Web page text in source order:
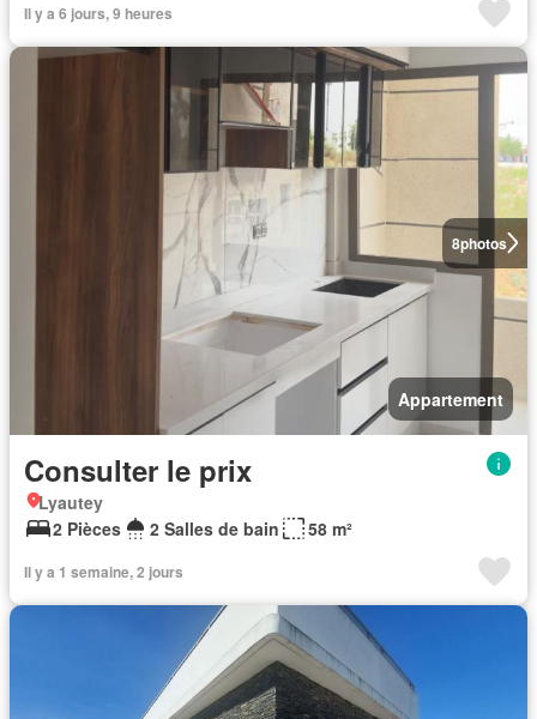
Il y a 6 jours, 9 heures
8photos
Appartement
Consulter le prix
Lyautey
2 Pièces
2 Salles de bain 58 m²
Il y a 1 semaine, 2 jours